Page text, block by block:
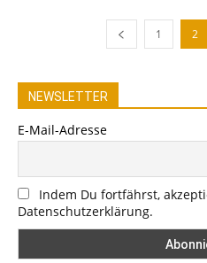
1 2
NEWSLETTER
E-Mail-Adresse
Indem Du fortfährst,
Datenschutzerklärung.